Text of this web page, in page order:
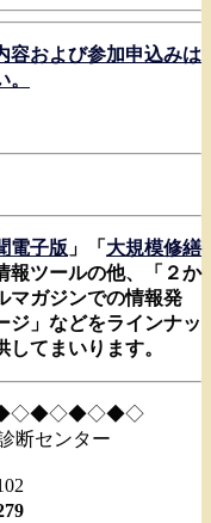
容および参加申込みは
電子版 」「 大規模修繕
報ツールの他、「 ２か
マガジンでの情報発
」 などをラインナッ
してまいり ます。
断センター